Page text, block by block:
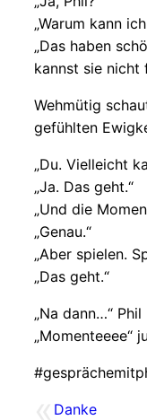
„Warum kann
„Das haben
kannst sie nicht
Wehmütig
gefühlten
„Du. Vielleicht
„Ja. Das geht.“
„Und die
„Genau.“
„Aber spielen.
„Das geht.“
„Na dann…“
„Momenteeee“
Danke